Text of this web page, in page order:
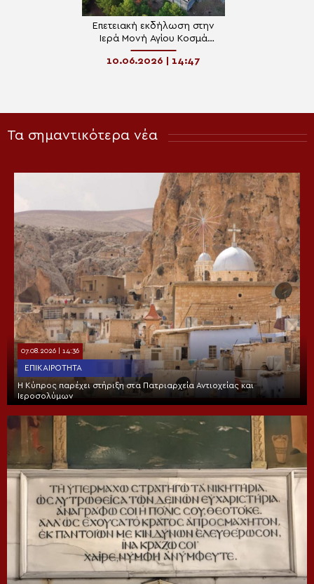
Επετειακή εκδήλωση στην
Ιερά Μονή Αγίου Κοσμά
Αιτωλού Θέρμου
10.06.2026 | 14:47
Τα σημαντικότερα νέα
07.08.2026 | 14:36
ΕΠΙΚΑΙΡΌΤΗΤΑ
Η Κύπρος παρέχει στήριξη στα Πατριαρχεία Αντιοχείας και
Ιεροσολύμων